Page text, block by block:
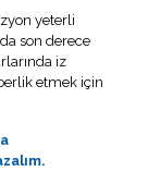
yeterli
son derece
iz
etmek için